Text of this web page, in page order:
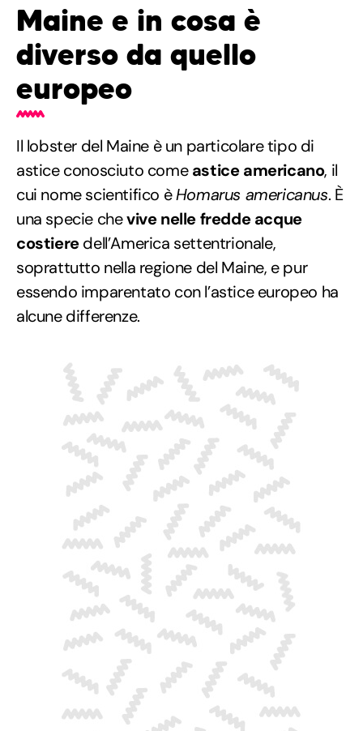
Maine e in cosa è
diverso da quello
europeo
Il lobster del Maine è un particolare tipo di
astice conosciuto comeastice americano, il
cui nome scientifico èHomarus americanus. È
una specie chevive nelle fredde acque
costieredell’America settentrionale,
soprattutto nella regione del Maine, e pur
essendo imparentato con l’astice europeo ha
alcune differenze.